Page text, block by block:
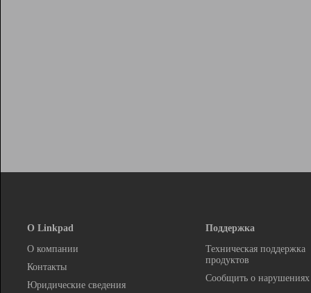
О Linkpad
О компании
Контакты
Юридические сведения
Поддержка
Техническая поддержка
продуктов
Сообщить о нарушениях